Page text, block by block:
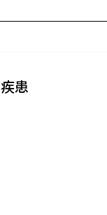
患